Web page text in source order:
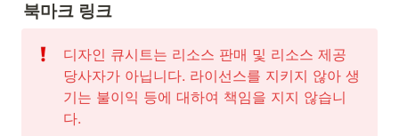
북마크 링크
디자인 큐시트는 리소스 판매 및 리소스 제공
당사자가 아닙니다. 라이선스를 지키지 않아 생
기는 불이익 등에 대하여 책임을 지지 않습니
다.